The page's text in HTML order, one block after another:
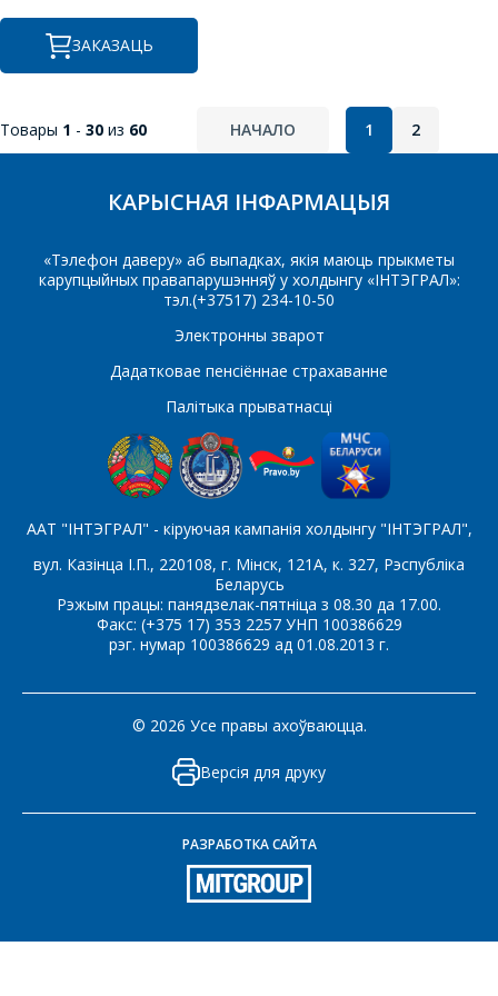
ЗАКАЗАЦЬ
Товары 1 - 30 из 60 НАЧАЛО 1 2
КАРЫСНАЯ ІНФАРМАЦЫЯ
«Тэлефон даверу» аб выпадках, якія маюць прыкметы
карупцыйных правапарушэнняў у холдынгу «ІНТЭГРАЛ»:
тэл.(+37517) 234-10-50
Электронны зварот
Дадатковае пенсіённае страхаванне
Палітыка прыватнасці
ААТ "ІНТЭГРАЛ" - кіруючая кампанія холдынгу "ІНТЭГРАЛ",
вул. Казінца І.П., 220108, г. Мінск, 121А, к. 327, Рэспубліка
Беларусь
Рэжым працы: панядзелак-пятніца з 08.30 да 17.00.
Факс: (+375 17) 353 2257 УНП 100386629
рэг. нумар 100386629 ад 01.08.2013 г.
© 2026 Усе правы ахоўваюцца.
Версія для друку
РАЗРАБОТКА САЙТА
Паведамленне
СОХРАНИТЬ